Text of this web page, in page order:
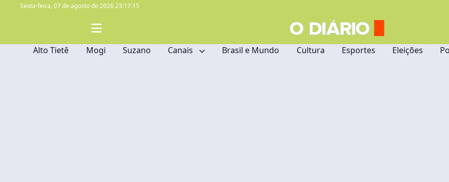
Sexta-feira,07 de agosto de 2026 23:17:16
Alto Tietê Mogi Suzano Canais Brasil e Mundo Cultura Esportes Eleições